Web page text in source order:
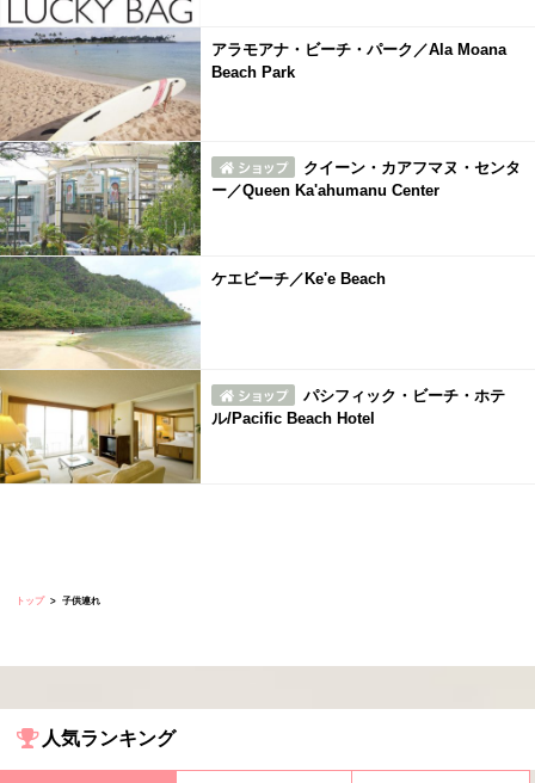
アラモアナ・ビーチ・パーク／Ala Moana
Beach Park
クイーン・カアフマヌ・センタ
ー／Queen Ka'ahumanu Center
ケエビーチ／Ke'e Beach
パシフィック・ビーチ・ホテ
ル/Pacific Beach Hotel
トップ 子供連れ
人気ランキング